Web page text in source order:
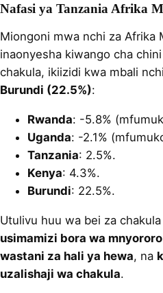
Nafasi ya Tanzania Afrika
Miongoni mwa nchi za Afrika
inaonyesha kiwango cha
chakula, ikiizidi kwa mbali
Burundi (22.5%):
Rwanda: -5.8%
Uganda: -2.1%
Tanzania: 2.5%.
Kenya: 4.3%.
Burundi: 22.5%.
Utulivu huu wa bei za
usimamizi bora wa
wastani za hali ya hewa, na
uzalishaji wa chakula.